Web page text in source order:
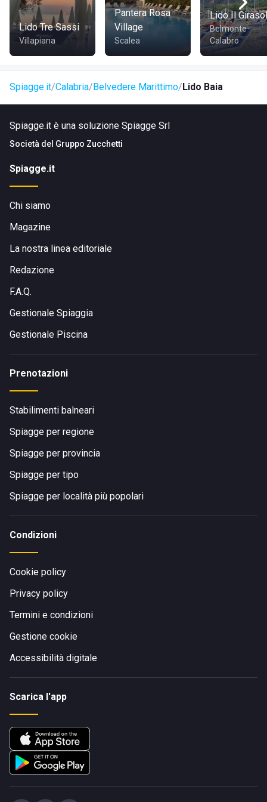
l'Anfiteatro di Belvedere Marittimo e il Feudo delle
Fontanelle.
COME RAGGIUNGERE LIDO BAIA
Lido Baia è facilmente raggiungibilein autoimboccando
raggiungere il lungomare del lido dove sono disponibili
diverse zone di parcheggio
Lido Tre Sassi
Villapiana
Pantera Rosa
Village
Scalea
Lido Il
Belmonte
Calabro
Spiagge.it Calabria Belvedere Marittimo Lido Baia
Spiagge.it è una soluzione Spiagge Srl
Società del Gruppo Zucchetti
Spiagge.it
Chi siamo
Magazine
La nostra linea editoriale
Redazione
F.A.Q.
Gestionale Spiaggia
Gestionale Piscina
Prenotazioni
Stabilimenti balneari
Spiagge per regione
Spiagge per provincia
Spiagge per tipo
Spiagge per località più popolari
Condizioni
Cookie policy
Privacy policy
Termini e condizioni
Gestione cookie
Accessibilità digitale
Scarica l'app